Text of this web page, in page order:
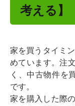
考える】
家を買うタイミン
めています。注
く、 中古物件を
です。
家を購入した際